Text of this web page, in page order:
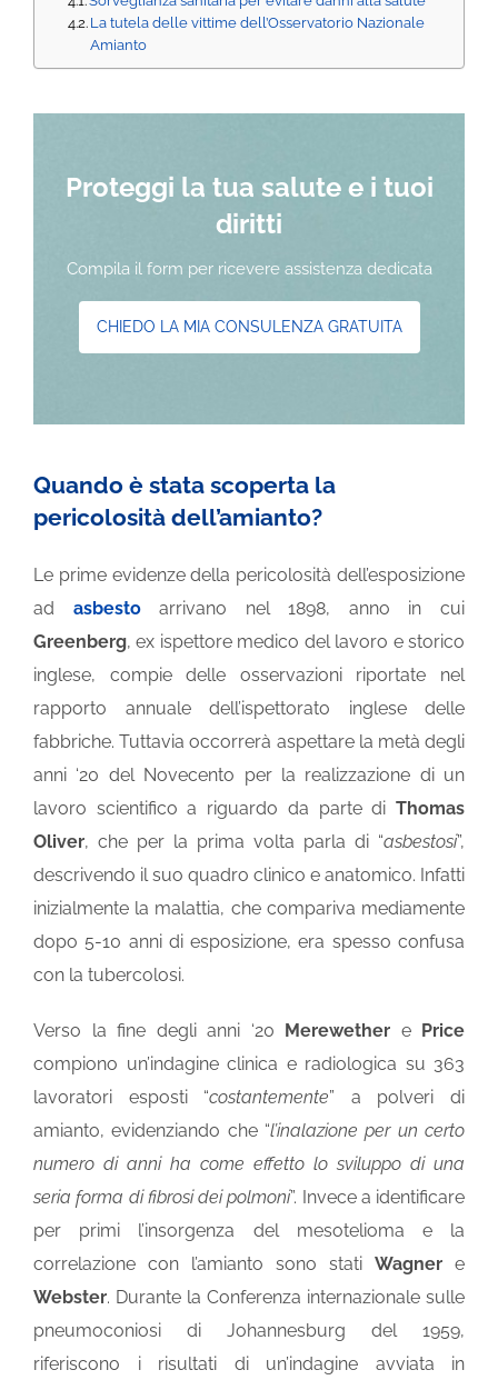
La tutela delle vittime dell’Osservatorio Nazionale
Amianto
Proteggi la tua salute e i tuoi
diritti
Compila il form per ricevere assistenza dedicata
CHIEDO LA MIA CONSULENZA GRATUITA
Quando è stata scoperta la
pericolosità dell’amianto?
Le prime evidenze della pericolosità dell’esposizione
ad asbestoarrivano nel 1898, anno in cui
Greenberg, ex ispettore medico del lavoro e storico
inglese, compie delle osservazioni riportate nel
rapporto annuale dell’ispettorato inglese delle
fabbriche. Tuttavia occorrerà aspettare la metà degli
anni ‘20 del Novecento per la realizzazione di un
lavoro scientifico a riguardo da parte di Thomas
Oliver, che per la prima volta parla di “asbestosi”,
descrivendo il suo quadro clinico e anatomico. Infatti
inizialmente la malattia, che compariva mediamente
dopo 5-10 anni di esposizione, era spesso confusa
con la tubercolosi.
Verso la fine degli anni ‘20 Merewether e
Price
compiono un’indagine clinica e radiologica su 363
lavoratori esposti “costantemente” a polveri di
amianto, evidenziando che “l’inalazione per un certo
numero di anni ha come effetto lo sviluppo di una
seria forma di fibrosi dei polmoni”. Invece a identificare
per primi l’insorgenza del mesotelioma e la
correlazione con l’amianto sono stati Wagner e
Webster. Durante la Conferenza internazionale sulle
pneumoconiosi di Johannesburg del 1959,
riferiscono i risultati di un’indagine avviata in